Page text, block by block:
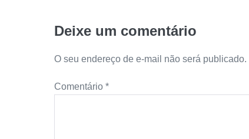
Deixe um comentário
O seu endereço de e-mail não será publicado.
Comentário *